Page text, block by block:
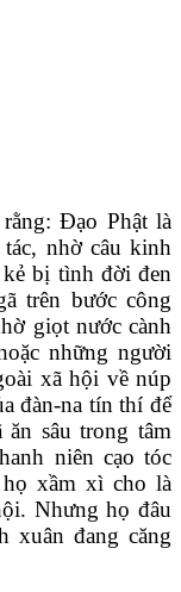
Đạo Phật là
nhờ câu kinh
bị tình đời đen
trên bước công
giọt nước cành
những người
xã hội về núp
đàn-na tín thí để
sâu trong tâm
niên cạo tóc
họ xầm xì cho là
Nhưng họ đâu
xuân đang căng